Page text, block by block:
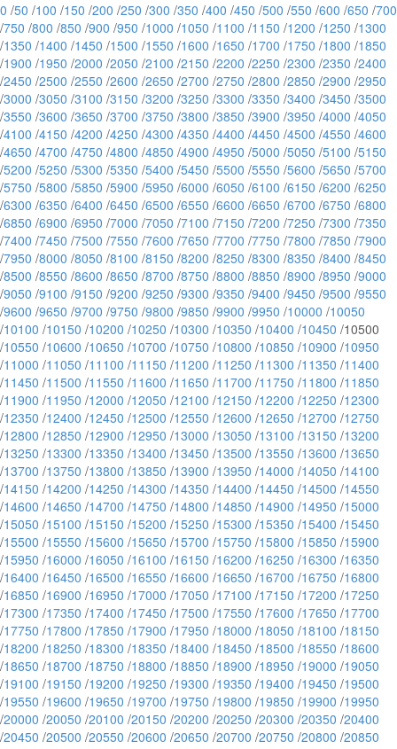
0 /50 /100 /150 /200 /250 /300 /350 /400 /450 /500 /550 /600 /650 /700
/750 /800 /850 /900 /950 /1000 /1050 /1100 /1150 /1200 /1250 /1300
/1350 /1400 /1450 /1500 /1550 /1600 /1650 /1700 /1750 /1800 /1850
/1900 /1950 /2000 /2050 /2100 /2150 /2200 /2250 /2300 /2350 /2400
/2450 /2500 /2550 /2600 /2650 /2700 /2750 /2800 /2850 /2900 /2950
/3000 /3050 /3100 /3150 /3200 /3250 /3300 /3350 /3400 /3450 /3500
/3550 /3600 /3650 /3700 /3750 /3800 /3850 /3900 /3950 /4000 /4050
/4100 /4150 /4200 /4250 /4300 /4350 /4400 /4450 /4500 /4550 /4600
/4650 /4700 /4750 /4800 /4850 /4900 /4950 /5000 /5050 /5100 /5150
/5200 /5250 /5300 /5350 /5400 /5450 /5500 /5550 /5600 /5650 /5700
/5750 /5800 /5850 /5900 /5950 /6000 /6050 /6100 /6150 /6200 /6250
/6300 /6350 /6400 /6450 /6500 /6550 /6600 /6650 /6700 /6750 /6800
/6850 /6900 /6950 /7000 /7050 /7100 /7150 /7200 /7250 /7300 /7350
/7400 /7450 /7500 /7550 /7600 /7650 /7700 /7750 /7800 /7850 /7900
/7950 /8000 /8050 /8100 /8150 /8200 /8250 /8300 /8350 /8400 /8450
/8500 /8550 /8600 /8650 /8700 /8750 /8800 /8850 /8900 /8950 /9000
/9050 /9100 /9150 /9200 /9250 /9300 /9350 /9400 /9450 /9500 /9550
/9600 /9650 /9700 /9750 /9800 /9850 /9900 /9950 /10000 /10050
/10100 /10150 /10200 /10250 /10300 /10350 /10400 /10450 /10500
/10550 /10600 /10650 /10700 /10750 /10800 /10850 /10900 /10950
/11000 /11050 /11100 /11150 /11200 /11250 /11300 /11350 /11400
/11450 /11500 /11550 /11600 /11650 /11700 /11750 /11800 /11850
/11900 /11950 /12000 /12050 /12100 /12150 /12200 /12250 /12300
/12350 /12400 /12450 /12500 /12550 /12600 /12650 /12700 /12750
/12800 /12850 /12900 /12950 /13000 /13050 /13100 /13150 /13200
/13250 /13300 /13350 /13400 /13450 /13500 /13550 /13600 /13650
/13700 /13750 /13800 /13850 /13900 /13950 /14000 /14050 /14100
/14150 /14200 /14250 /14300 /14350 /14400 /14450 /14500 /14550
/14600 /14650 /14700 /14750 /14800 /14850 /14900 /14950 /15000
/15050 /15100 /15150 /15200 /15250 /15300 /15350 /15400 /15450
/15500 /15550 /15600 /15650 /15700 /15750 /15800 /15850 /15900
/15950 /16000 /16050 /16100 /16150 /16200 /16250 /16300 /16350
/16400 /16450 /16500 /16550 /16600 /16650 /16700 /16750 /16800
/16850 /16900 /16950 /17000 /17050 /17100 /17150 /17200 /17250
/17300 /17350 /17400 /17450 /17500 /17550 /17600 /17650 /17700
/17750 /17800 /17850 /17900 /17950 /18000 /18050 /18100 /18150
/18200 /18250 /18300 /18350 /18400 /18450 /18500 /18550 /18600
/18650 /18700 /18750 /18800 /18850 /18900 /18950 /19000 /19050
/19100 /19150 /19200 /19250 /19300 /19350 /19400 /19450 /19500
/19550 /19600 /19650 /19700 /19750 /19800 /19850 /19900 /19950
/20000 /20050 /20100 /20150 /20200 /20250 /20300 /20350 /20400
/20450 /20500 /20550 /20600 /20650 /20700 /20750 /20800 /20850